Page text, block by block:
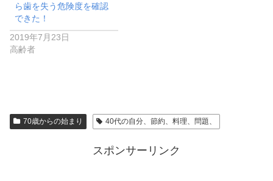
ら歯を失う危険度を確認
できた！
2019年7月23日
高齢者
70歳からの始まり 40代の自分、節約、料理、問題、
スポンサーリンク